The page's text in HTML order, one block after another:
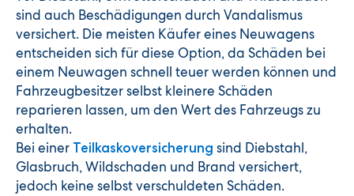
sind auch Beschädigungen durch Vandalismus
versichert. Die meisten Käufer eines Neuwagens
entscheiden sich für diese Option, da Schäden bei
einem Neuwagen schnell teuer werden können und
Fahrzeugbesitzer selbst kleinere Schäden
reparieren lassen, um den Wert des Fahrzeugs zu
erhalten.
Bei einer Teilkaskoversicherung sind Diebstahl,
Glasbruch, Wildschaden und Brand versichert,
jedoch keine selbst verschuldeten Schäden.